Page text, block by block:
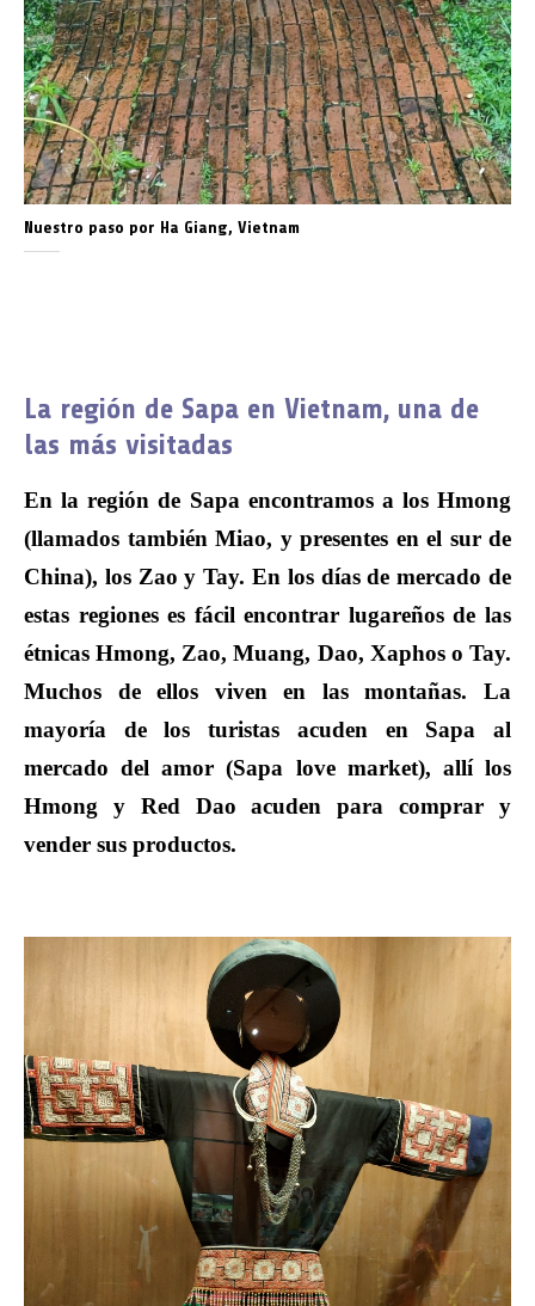
Nuestro paso por Ha Giang, Vietnam
La región de Sapa en Vietnam, una de
las más visitadas
En la región de Sapa encontramos a los Hmong
(llamados también Miao, y presentes en el sur de
China), los Zao y Tay. En los días de mercado de
estas regiones es fácil encontrar lugareños de las
étnicas Hmong, Zao, Muang, Dao, Xaphos o Tay.
Muchos de ellos viven en las montañas. La
mayoría de los turistas acuden en Sapa al
mercado del amor (Sapa love market), allí los
Hmong y Red Dao acuden para comprar y
vender sus productos.